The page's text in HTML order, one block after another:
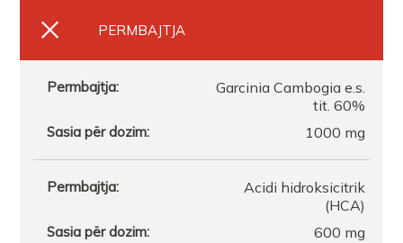
PERMBAJTJA
Garcinia Cambogia e.s.
tit. 60%
1000 mg
Acidi hidroksicitrik
(HCA)
600 mg